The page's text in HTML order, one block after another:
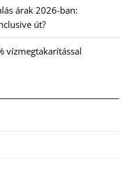
árak 2026-ban:
út?
vízmegtakarítással